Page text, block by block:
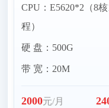
CPU：E5620*2（8
程）
硬 盘：500G
带 宽：20M
2000元/月